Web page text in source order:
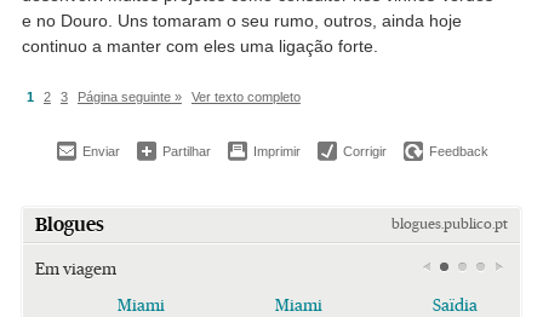
e no Douro. Uns tomaram o seu rumo, outros, ainda hoje
continuo a manter com eles uma ligação forte.
1 2 3 Página seguinte » Ver texto completo
Enviar Partilhar Imprimir Corrigir Feedback
Blogues blogues.publico.pt
Em viagem
Miami
Miami
Saïdia